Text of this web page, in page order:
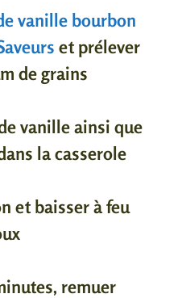
vanille bourbon
et prélever
de grains
vanille ainsi que
la casserole
et baisser à feu
remuer